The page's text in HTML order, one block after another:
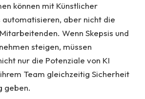
können mit Künstlicher
automatisieren, aber nicht die
Wenn Skepsis und
steigen, müssen
nur die Potenziale von KI
Team gleichzeitig Sicherheit
geben.